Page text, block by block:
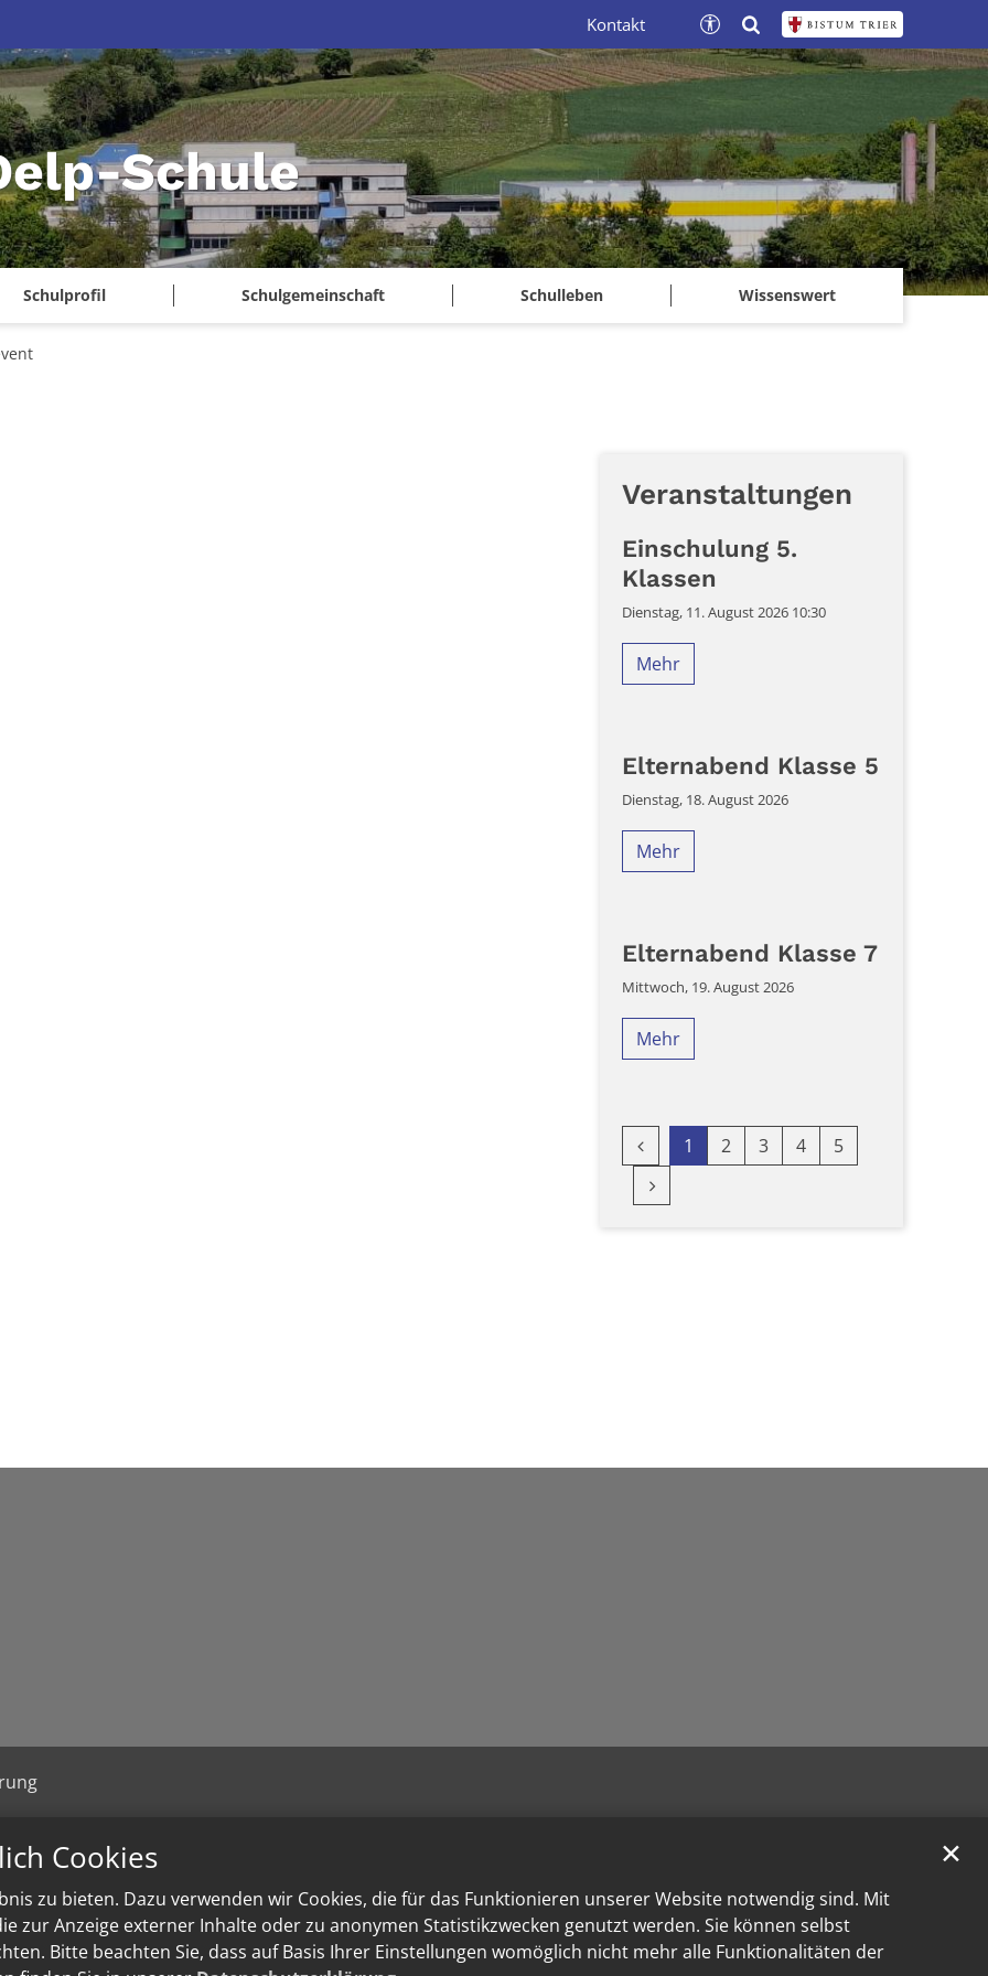
Cookies
zu bieten. Dazu verwenden wir Cookies, die für das Funktionieren unserer Website notwendig sind. Mit
zur Anzeige externer Inhalte oder zu anonymen Statistikzwecken genutzt werden. Sie können selbst
Bitte beachten Sie, dass auf Basis Ihrer Einstellungen womöglich nicht mehr alle Funktionalitäten der
✕
Schule
Schulprofil Schulgemeinschaft Schulleben Wissenswert
Kontakt
Veranstaltungen
Einschulung 5.
Klassen
Dienstag, 11. August 2026 10:30
Mehr
Elternabend Klasse 5
Dienstag, 18. August 2026
Mehr
Elternabend Klasse 7
Mittwoch, 19. August 2026
Mehr
Vorherige Seite
1 2 3 4
5
Nächste Seite